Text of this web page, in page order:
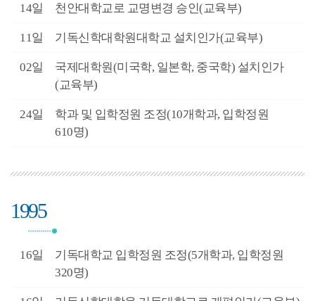
14일 천안대학교로 교명변경 승인(교육부)
11일 기독신학대학원대학교 설치인가(교육부)
02일
국제대학원(미국학, 일본학, 중국학) 설치인가
(교육부)
24일
학과 및 입학정원 조정(10개학과, 입학정원
610명)
1995
16일
기독대학교 입학정원 조정(5개학과, 입학정원
320명)